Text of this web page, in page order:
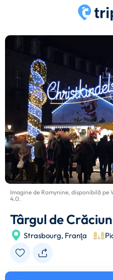
Imagine de Romynine, disponibilă pe
4.0.
Târgul de
Strasbourg, Franţa